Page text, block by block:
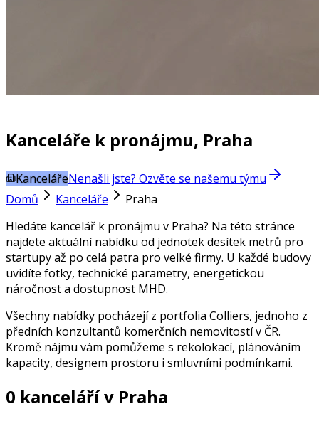
Kanceláře k pronájmu, Praha
KancelářeNenašli jste? Ozvěte se našemu týmu
Domů
Kanceláře
Praha
Hledáte kancelář k pronájmu v Praha? Na této stránce
najdete aktuální nabídku od jednotek desítek metrů pro
startupy až po celá patra pro velké firmy. U každé budovy
uvidíte fotky, technické parametry, energetickou
náročnost a dostupnost MHD.
Všechny nabídky pocházejí z portfolia Colliers, jednoho z
předních konzultantů komerčních nemovitostí v ČR.
Kromě nájmu vám pomůžeme s rekolokací, plánováním
kapacity, designem prostoru i smluvními podmínkami.
0 kanceláří v Praha